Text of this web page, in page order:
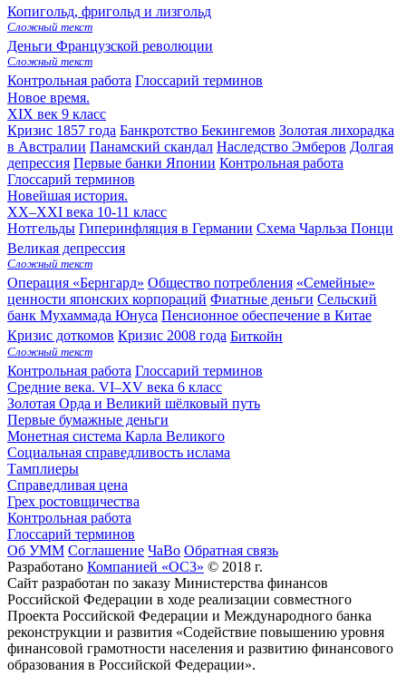
Копигольд, фригольд и лизгольд
Сложный текст
Деньги Французской революции
Сложный текст
Контрольная работа Глоссарий терминов
Новое время.
XIX век 9 класс
Кризис 1857 года Банкротство Бекингемов Золотая лихорадка
в Австралии Панамский скандал Наследство Эмберов Долгая
депрессия Первые банки Японии Контрольная работа
Глоссарий терминов
Новейшая история.
XX–XXI века 10-11 класс
Нотгельды Гиперинфляция в Германии Схема Чарльза Понци
Великая депрессия
Сложный текст
Операция «Бернгард» Общество потребления «Семейные»
ценности японских корпораций Фиатные деньги Сельский
банк Мухаммада Юнуса Пенсионное обеспечение в Китае
Кризис доткомов Кризис 2008 года Биткойн
Сложный текст
Контрольная работа Глоссарий терминов
Средние века. VI–XV века 6 класс
Золотая Орда и Великий шёлковый путь
Первые бумажные деньги
Монетная система Карла Великого
Социальная справедливость ислама
Тамплиеры
Справедливая цена
Грех ростовщичества
Контрольная работа
Глоссарий терминов
Об УММ Соглашение ЧаВо Обратная связь
Разработано Компанией «ОС3» © 2018 г.
Сайт разработан по заказу Министерства финансов
Российской Федерации в ходе реализации совместного
Проекта Российской Федерации и Международного банка
реконструкции и развития «Содействие повышению уровня
финансовой грамотности населения и развитию финансового
образования в Российской Федерации».